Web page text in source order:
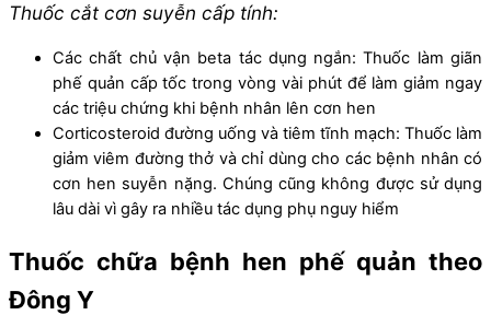
Thuốc cắt cơn suyễn cấp tính:
Các chất chủ vận beta tác dụng ngắn: Thuốc làm giãn
phế quản cấp tốc trong vòng vài phút để làm giảm ngay
các triệu chứng khi bệnh nhân lên cơn hen
Corticosteroid đường uống và tiêm tĩnh mạch: Thuốc làm
giảm viêm đường thở và chỉ dùng cho các bệnh nhân có
cơn hen suyễn nặng. Chúng cũng không được sử dụng
lâu dài vì gây ra nhiều tác dụng phụ nguy hiểm
Thuốc chữa bệnh hen phế quản theo
Đông Y